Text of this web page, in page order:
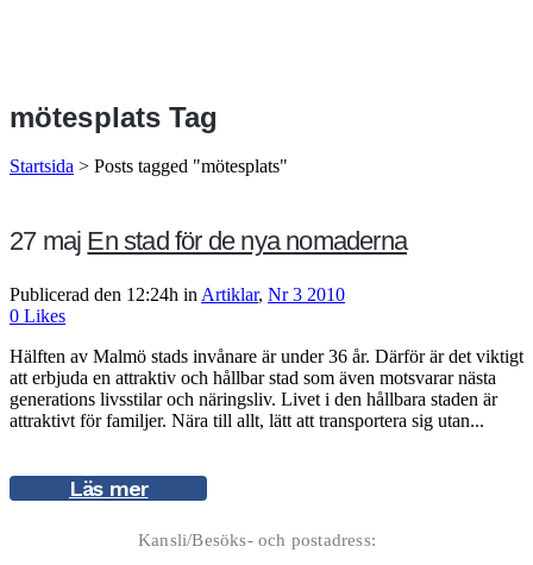
mötesplats Tag
Startsida > Posts tagged "mötesplats"
27 maj En stad för de nya nomaderna
Publicerad den 12:24h in Artiklar, Nr 3 2010
0 Likes
Hälften av Malmö stads invånare är under 36 år. Därför är det viktigt
att erbjuda en attraktiv och hållbar stad som även motsvarar nästa
generations livsstilar och näringsliv. Livet i den hållbara staden är
attraktivt för familjer. Nära till allt, lätt att transportera sig utan...
Läs mer
Kansli/Besöks- och postadress: